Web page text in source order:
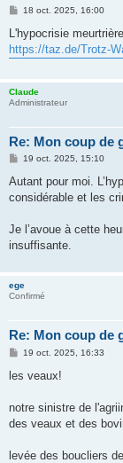
M
s
s
a
18 oct. 2025, 16:00
L'hypocrisie
https://taz.de/Trotz-
Claude
Administrateur
Re: Mon coup de
M
s
a
19 oct. 2025, 15:10
Autant pour moi.
considérable et les
Je l’avoue à cette
insuffisante.
ege
Confirmé
Re: Mon coup de
M
s
g
19 oct. 2025, 16:33
les veaux!
notre sinistre de
des veaux et des
levée des boucliers